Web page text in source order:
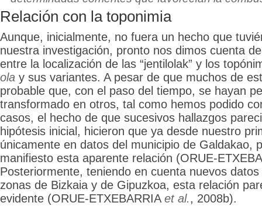
Relación con la toponimia
Aunque, inicialmente, no fuera un hecho que
nuestra investigación, pronto nos dimos cuenta
entre la localización de las “jentilolak” y los
ola y sus variantes. A pesar de que muchos de
probable que, con el paso del tiempo, se hayan
transformado en otros, tal como hemos podido
casos, el hecho de que sucesivos hallazgos
hipótesis inicial, hicieron que ya desde nuestro
únicamente en datos del municipio de Galdakao,
manifiesto esta aparente relación (ORUE-
Posteriormente, teniendo en cuenta nuevos
zonas de Bizkaia y de Gipuzkoa, esta relación
evidente (ORUE-ETXEBARRIA et al., 2008b).